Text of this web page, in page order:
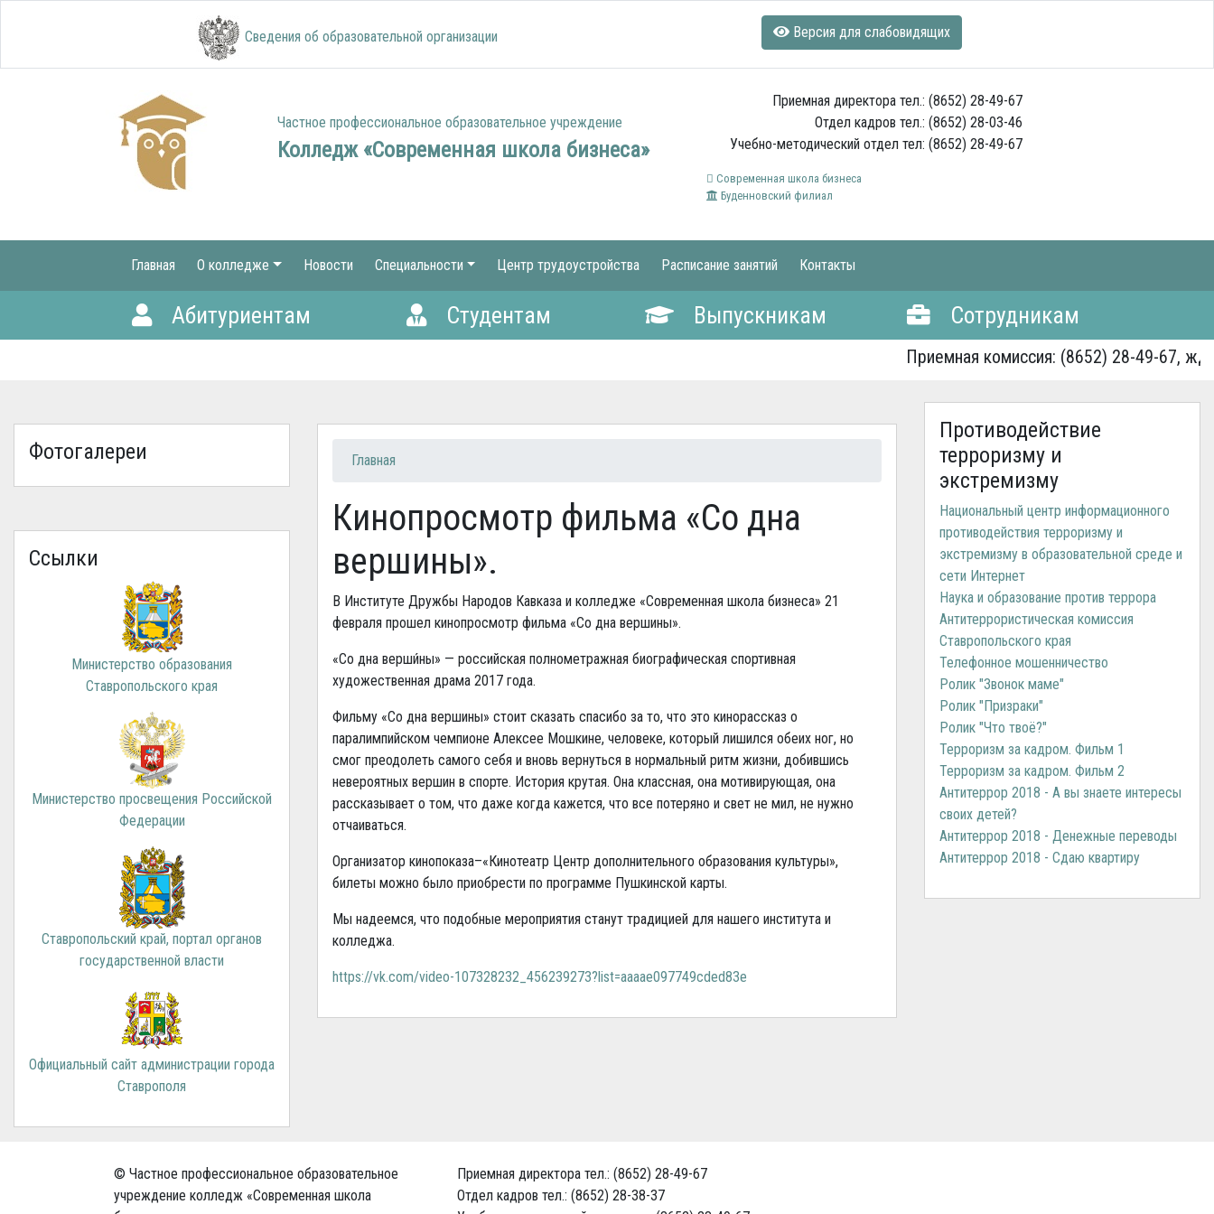
Сведения об образовательной организации Версия для слабовидящих
Частное профессиональное образовательное учреждение
Колледж «Современная школа бизнеса»
Приемная директора тел.: (8652) 28-49-67
Отдел кадров тел.: (8652) 28-03-46
Учебно-методический отдел тел: (8652) 28-49-67
Современная школа бизнеса
Буденновский филиал
Главная О колледже Новости Специальности Центр трудоустройства Расписание занятий Контакты
Абитуриентам Студентам Выпускникам Сотрудникам
Приемная комиссия: (8652) 28-49-67,
Фотогалереи
Ссылки
Министерство образования
Ставропольского края
Министерство просвещения Российской
Федерации
Ставропольский край, портал органов
государственной власти
Официальный сайт администрации города
Ставрополя
Вы здесь
Главная
Кинопросмотр фильма «Со дна
вершины».
В Институте Дружбы Народов Кавказа и колледже «Современная школа бизнеса» 21
февраля прошел кинопросмотр фильма «Со дна вершины».
«Со дна верши́ны» — российская полнометражная биографическая спортивная
художественная драма 2017 года.
Фильму «Со дна вершины» стоит сказать спасибо за то, что это кинорассказ о
паралимпийском чемпионе Алексее Мошкине, человеке, который лишился обеих ног, но
смог преодолеть самого себя и вновь вернуться в нормальный ритм жизни, добившись
невероятных вершин в спорте. История крутая. Она классная, она мотивирующая, она
рассказывает о том, что даже когда кажется, что все потеряно и свет не мил, не нужно
отчаиваться.
Организатор кинопоказа–«Кинотеатр Центр дополнительного образования культуры»,
билеты можно было приобрести по программе Пушкинской карты.
Мы надеемся, что подобные мероприятия станут традицией для нашего института и
колледжа.
https://vk.com/video-107328232_456239273?list=aaaae097749cded83e
Противодействие
терроризму и
экстремизму
Национальный центр информационного
противодействия терроризму и
экстремизму в образовательной среде и
сети Интернет
Наука и образование против террора
Антитеррористическая комиссия
Ставропольского края
Телефонное мошенничество
Ролик "Звонок маме"
Ролик "Призраки"
Ролик "Что твоё?"
Терроризм за кадром. Фильм 1
Терроризм за кадром. Фильм 2
Антитеррор 2018 - А вы знаете интересы
своих детей?
Антитеррор 2018 - Денежные переводы
Антитеррор 2018 - Сдаю квартиру
© Частное профессиональное образовательное
учреждение колледж «Современная школа
Приемная директора тел.: (8652) 28-49-67
Отдел кадров тел.: (8652) 28-38-37